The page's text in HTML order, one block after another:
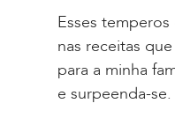
Esses
nas receitas
para a minha
e surpeenda-se.